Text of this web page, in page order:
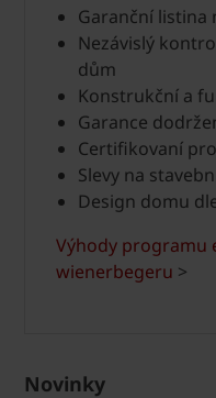
Garanční listina
Nezávislý
dům
Konstrukční a
Garance
Certifikovaní
Slevy na
Design domu
Výhody programu
wienerbegeru >
Novinky